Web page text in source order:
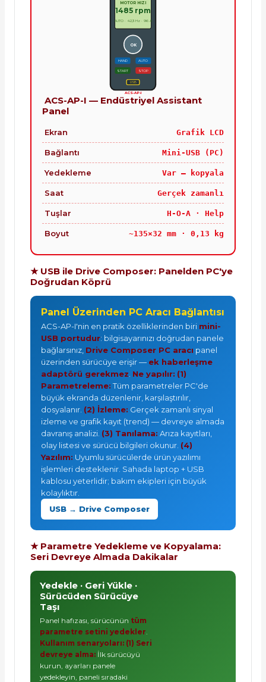
MOTOR HIZI
1485 rpm
AUTO · 42,3 Hz · 96 A
OK
HAND AUTO
START STOP
USB
ACS-AP-I
ACS-AP-I — Endüstriyel Assistant
Panel
Ekran Grafik LCD
Bağlantı Mini-USB (PC)
Yedekleme Var — kopyala
Saat Gerçek zamanlı
Tuşlar H-O-A · Help
Boyut ~135×32 mm · 0,13 kg
★ USB ile Drive Composer: Panelden PC'ye
Doğrudan Köprü
Panel Üzerinden PC Aracı Bağlantısı
ACS-AP-I'nin en pratik özelliklerinden biri mini-
USB portudur: bilgisayarınızı doğrudan panele
bağlarsınız, Drive Composer PC aracı panel
üzerinden sürücüye erişir — ek haberleşme
adaptörü gerekmez Ne yapılır: (1)
Parametreleme:Tüm parametreler PC'de
büyük ekranda düzenlenir, karşılaştırılır,
dosyalanır. (2) İzleme: Gerçek zamanlı sinyal
izleme ve grafik kayıt (trend) — devreye almada
davranış analizi. (3) Tanılama: Arıza kayıtları,
olay listesi ve sürücü bilgileri okunur. (4)
Yazılım: Uyumlu sürücülerde ürün yazılımı
işlemleri desteklenir. Sahada laptop + USB
kablosu yeterlidir; bakım ekipleri için büyük
kolaylıktır.
USB → Drive Composer
★ Parametre Yedekleme ve Kopyalama:
Seri Devreye Almada Dakikalar
Yedekle · Geri Yükle ·
Sürücüden Sürücüye
Taşı
Panel hafızası, sürücünün tüm
parametre setini yedekler
Kullanım senaryoları: (1) Seri
devreye alma: İlk sürücüyü
kurun, ayarları panele
yedekleyin, paneli sıradaki